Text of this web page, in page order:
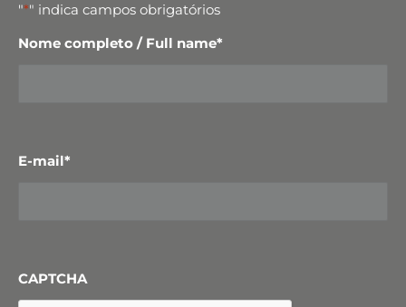
"*" indica campos obrigatórios
Nome completo / Full name*
E-mail*
CAPTCHA